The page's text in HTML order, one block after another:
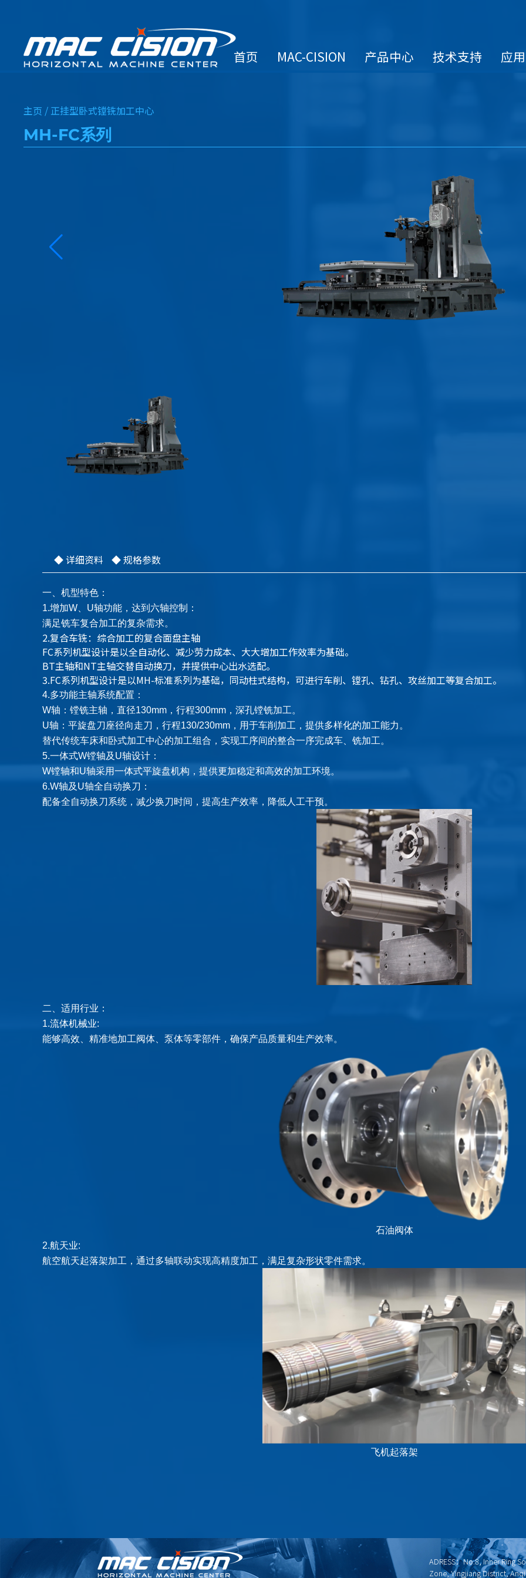
首页 MAC-CISION 产品中心 技术支持 应用
主页 / 正挂型卧式镗铣加工中心
MH-FC系列
◆ 详细资料 ◆ 规格参数
一、机型特色：
1.增加W、U轴功能，达到六轴控制：
满足铣车复合加工的复杂需求。
2.复合车铣：综合加工的复合面盘主轴
FC系列机型设计是以全自动化、减少劳力成本、大大增加工作效率为基础。
BT主轴和NT主轴交替自动换刀，并提供中心出水选配。
3.FC系列机型设计是以MH-标准系列为基础，同动柱式结构，可进行车削、镗孔、钻孔、攻丝加工等复合加工。
4.多功能主轴系统配置：
W轴：镗铣主轴，直径130mm，行程300mm，深孔镗铣加工。
U轴：平旋盘刀座径向走刀，行程130/230mm， 用于车削加工，提供多样化的加工能力。
替代传统车床和卧式加工中心的加工组合，实现工序间的整合一序完成车、铣加工。
5.一体式W镗轴及U轴设计：
W镗轴和U轴采用一体式平旋盘机构，提供更加稳定和高效的加工环境。
6.W轴及U轴全自动换刀：
配备全自动换刀系统，减少换刀时间，提高生产效率，降低人工干预。
二、适用行业：
1.流体机械业:
能够高效、精准地加工阀体、泵体等零部件，确保产品质量和生产效率。
石油阀体
2.航天业:
航空航天起落架加工，通过多轴联动实现高精度加工，满足复杂形状零件需求。
飞机起落架
ADRESS：No.8, Inner Ring
Zone, Yingjiang District,